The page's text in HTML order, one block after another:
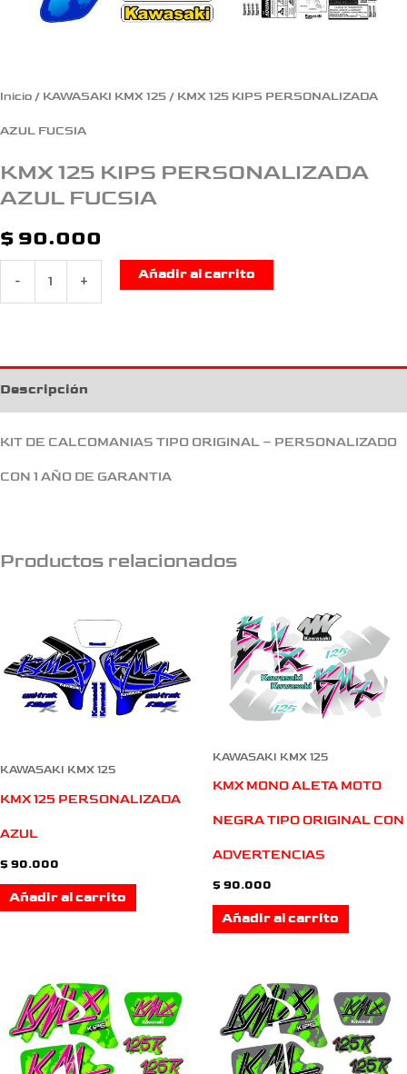
Inicio / KAWASAKI KMX 125 / KMX 125 KIPS PERSONALIZADA
AZUL FUCSIA
KMX 125 KIPS PERSONALIZADA
AZUL FUCSIA
$ 90.000
- +
Añadir al carrito
Descripción
KIT DE CALCOMANIAS TIPO ORIGINAL – PERSONALIZADO
CON 1 AÑO DE GARANTIA
Productos relacionados
KAWASAKI KMX 125
KMX 125 PERSONALIZADA
AZUL
$ 90.000
Añadir al carrito
KAWASAKI KMX 125
KMX MONO ALETA MOTO
NEGRA TIPO ORIGINAL CON
ADVERTENCIAS
$ 90.000
Añadir al carrito